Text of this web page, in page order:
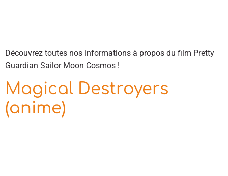
Découvrez toutes nos informations à propos du film Pretty
Guardian Sailor Moon Cosmos !
Magical Destroyers
(anime)